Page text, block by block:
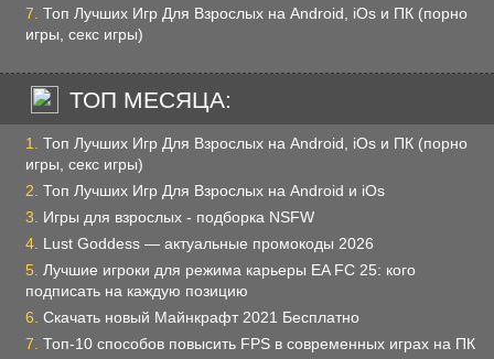
Топ Лучших Игр Для Взрослых на Android, iOs и ПК (порно
игры, секс игры)
ТОП МЕСЯЦА:
Топ Лучших Игр Для Взрослых на Android, iOs и ПК (порно
игры, секс игры)
Топ Лучших Игр Для Взрослых на Android и iOs
Игры для взрослых - подборка NSFW
Lust Goddess — актуальные промокоды 2026
Лучшие игроки для режима карьеры EA FC 25: кого
подписать на каждую позицию
Скачать новый Майнкрафт 2021 Бесплатно
Топ-10 способов повысить FPS в современных играх на ПК